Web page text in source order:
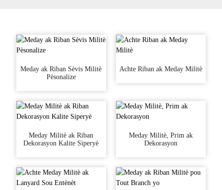
Meday ak Riban Sèvis Militè
Pèsonalize
Achte Riban ak Meday Militè
Meday Militè ak Riban
Dekorasyon Kalite Siperyè
Meday Militè, Prim ak
Dekorasyon